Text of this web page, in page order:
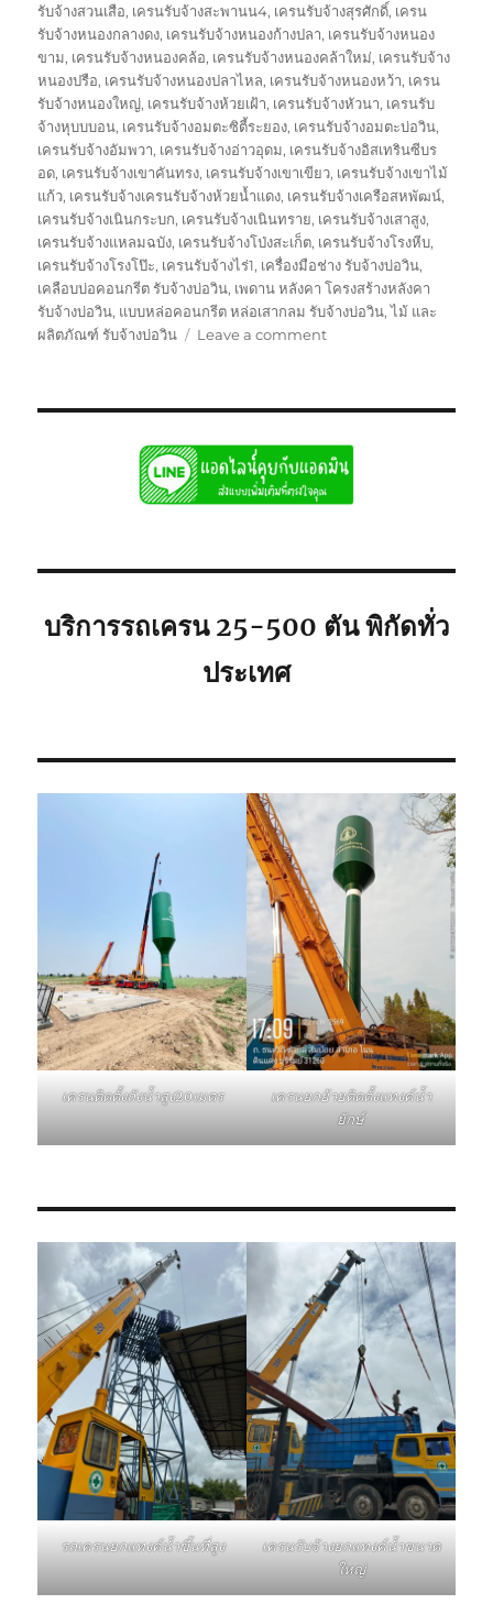
รับจ้างสวนเสือ, เครนรับจ้างสะพานน4, เครนรับจ้างสุรศักดิ์, เครน
รับจ้างหนองกลางดง, เครนรับจ้างหนองก้างปลา, เครนรับจ้างหนอง
ขาม, เครนรับจ้างหนองคล้อ, เครนรับจ้างหนองคล้าใหม่, เครนรับจ้าง
หนองปรือ, เครนรับจ้างหนองปลาไหล, เครนรับจ้างหนองหว้า, เครน
รับจ้างหนองใหญ่, เครนรับจ้างห้วยเฝ้า, เครนรับจ้างหัวนา, เครนรับ
จ้างหุบบบอน, เครนรับจ้างอมตะซิตี้ระยอง, เครนรับจ้างอมตะบ่อวิน,
เครนรับจ้างอัมพวา, เครนรับจ้างอ่าวอุดม, เครนรับจ้างอิสเทรินซีบร
อด, เครนรับจ้างเขาคันทรง, เครนรับจ้างเขาเขียว, เครนรับจ้างเขาไม้
แก้ว, เครนรับจ้างเครนรับจ้างห้วยน้ำแดง, เครนรับจ้างเครือสหพัฒน์,
เครนรับจ้างเนินกระบก, เครนรับจ้างเนินทราย, เครนรับจ้างเสาสูง,
เครนรับจ้างแหลมฉบัง, เครนรับจ้างโป่งสะเก็ต, เครนรับจ้างโรงหีบ,
เครนรับจ้างโรงโป๊ะ, เครนรับจ้างไร่1, เครื่องมือช่าง รับจ้างบ่อวิน,
เคลือบบ่อคอนกรีต รับจ้างบ่อวิน, เพดาน หลังคา โครงสร้างหลังคา
รับจ้างบ่อวิน, แบบหล่อคอนกรีต หล่อเสากลม รับจ้างบ่อวิน,ไม้ และ
ผลิตภัณฑ์ รับจ้างบ่อวิน
Leave a commenton
วิน
ศรีราชา
พิกัด
บริการรถเครน 25-500 ตัน พิกัดทั่ว
ประเทศ
เครนติดตั้งถังน้ำสูง20เมตร
เครนยกย้ายติดตั้งแทงค์น้ำ
ยักษ์
รถเครนยกแทงค์น้ำขึ้นที่สูง
เครนรับจ้างยกแทงค์น้ำขนาด
ใหญ่